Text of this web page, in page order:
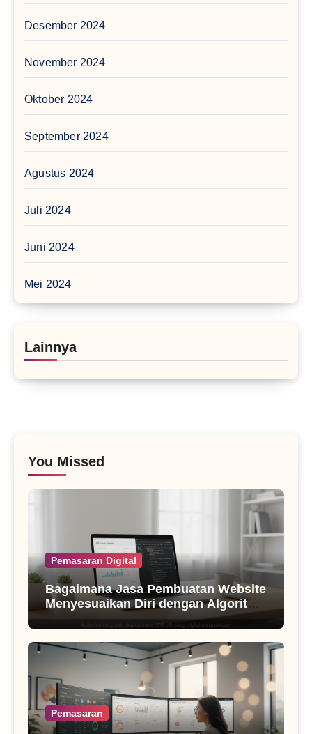
Desember 2024
November 2024
Oktober 2024
September 2024
Agustus 2024
Juli 2024
Juni 2024
Mei 2024
Lainnya
You Missed
Pemasaran Digital
Bagaimana Jasa Pembuatan Website
Menyesuaikan Diri dengan Algoritma
SEO Masa Kini
Pemasaran